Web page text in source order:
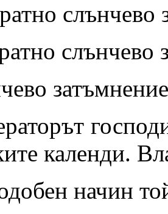
слънчево
слънчево
календи.
начин